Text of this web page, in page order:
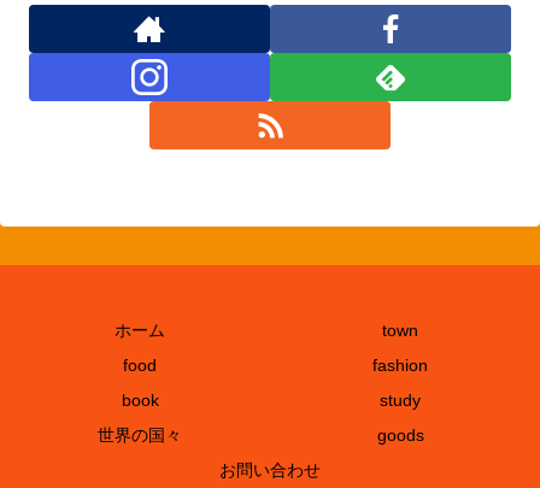
ホーム
town
food
fashion
book
study
世界の国々
goods
お問い合わせ